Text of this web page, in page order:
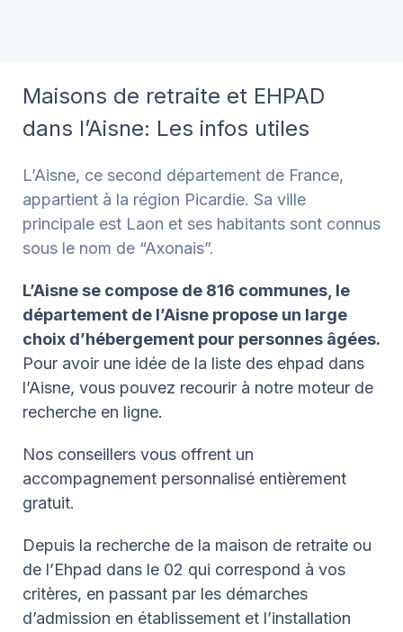
Maisons de retraite et EHPAD
dans l’Aisne: Les infos utiles
L’Aisne, ce second département de France,
appartient à la région Picardie. Sa ville
principale est Laon et ses habitants sont connus
sous le nom de “Axonais”.
L’Aisne se compose de 816 communes, le
département de l’Aisne propose un large
choix d’hébergement pour personnes âgées.
Pour avoir une idée de la liste des ehpad dans
l’Aisne, vous pouvez recourir à notre moteur de
recherche en ligne.
Nos conseillers vous offrent un
accompagnement personnalisé entièrement
gratuit.
Depuis la recherche de la maison de retraite ou
de l’Ehpad dans le 02 qui correspond à vos
critères, en passant par les démarches
d’admission en établissement et l’installation